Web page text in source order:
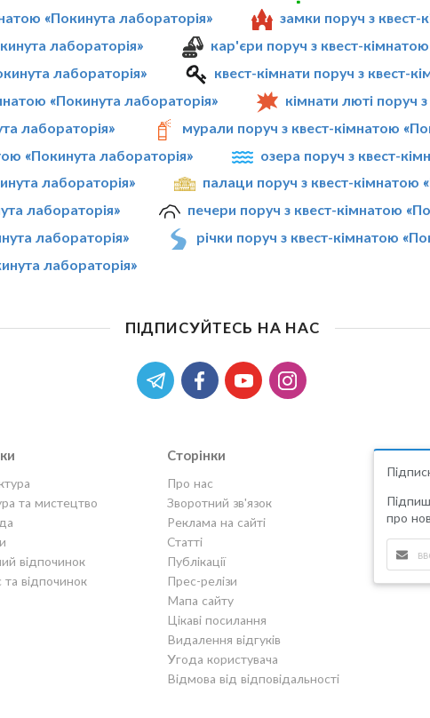
«Покинута лабораторія»
замки поруч з квест-
лабораторія»
кар'єри поруч з квест-
лабораторія»
квест-кімнати поруч з квест-
«Покинута лабораторія»
кімнати люті поруч
лабораторія»
мурали поруч з квест-кімнатою
«Покинута лабораторія»
озера поруч з квест-
лабораторія»
палаци поруч з квест-кімнатою
лабораторія»
печери поруч з квест-кімнатою
лабораторія»
річки поруч з квест-кімнатою
лабораторія»
ПІДПИСУЙТЕСЬ НА НАС
та мистецтво
відпочинок
та відпочинок
Сторінки
Про нас
Зворотний зв'язок
Реклама на сайті
Статті
Публікації
Прес-релізи
Мапа сайту
Цікаві посилання
Видалення відгуків
Угода користувача
Відмова від відповідальності
про